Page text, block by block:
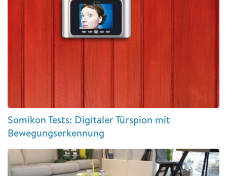
Somikon Tests: Digitaler Türspion mit
Bewegungserkennung